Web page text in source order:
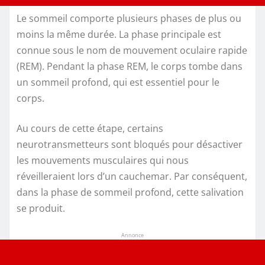
Le sommeil comporte plusieurs phases de plus ou
moins la même durée. La phase principale est
connue sous le nom de mouvement oculaire rapide
(REM). Pendant la phase REM, le corps tombe dans
un sommeil profond, qui est essentiel pour le
corps.
Au cours de cette étape, certains
neurotransmetteurs sont bloqués pour désactiver
les mouvements musculaires qui nous
réveilleraient lors d’un cauchemar. Par conséquent,
dans la phase de sommeil profond, cette salivation
se produit.
Annonce